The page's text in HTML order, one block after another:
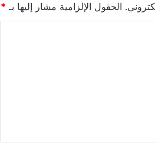
الحقول الإلزامية مشار إليها بـ *